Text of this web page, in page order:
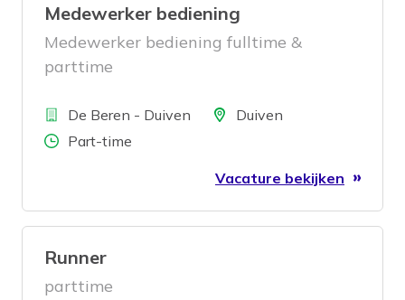
Medewerker bediening
Medewerker bediening fulltime &
parttime
BedrijfDe Beren - Duiven LocatieDuiven
Aantal uren
Part-time
Vacature bekijken
Runner
parttime